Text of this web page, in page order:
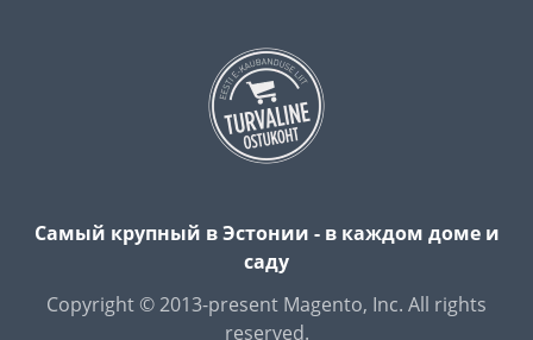
Самый крупный в Эстонии - в каждом доме и
саду
Copyright © 2013-present Magento, Inc. All rights
reserved.